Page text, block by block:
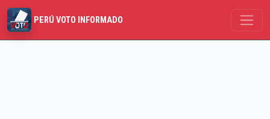
PERÚ VOTO INFORMADO